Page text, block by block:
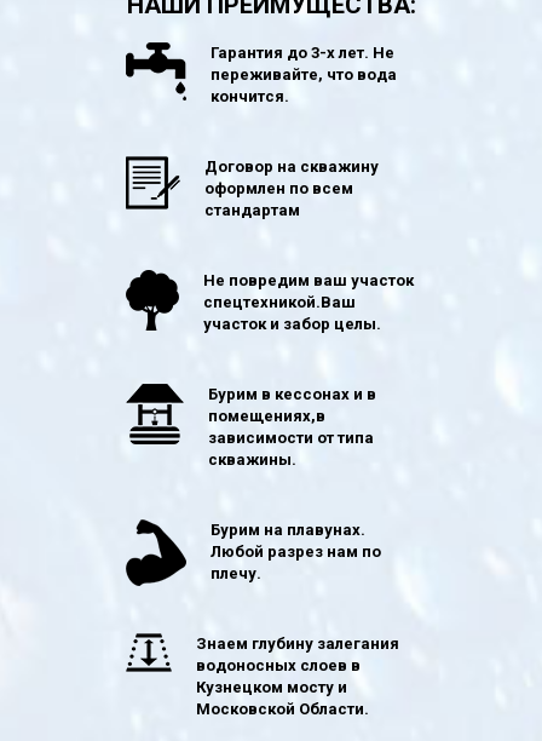
Гарантия до 3-х лет. Не
переживайте, что вода
кончится.
Договор на скважину
оформлен по всем
стандартам
Не повредим ваш участок
спецтехникой.Ваш
участок и забор целы.
Бурим в кессонах и в
помещениях,в
зависимости от типа
скважины.
Бурим на плавунах.
Любой разрез нам по
плечу.
Знаем глубину залегания
водоносных слоев в
Кузнецком мосту и
Московской Области.